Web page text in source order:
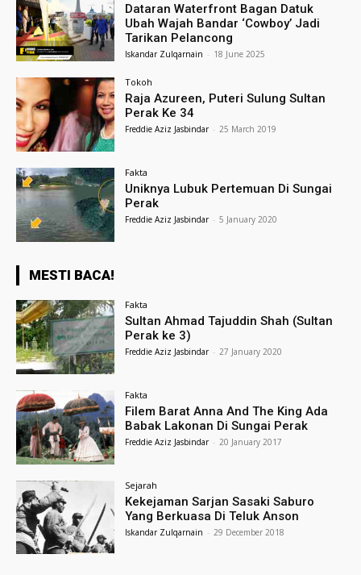
Dataran Waterfront Bagan Datuk
Ubah Wajah Bandar ‘Cowboy’ Jadi
Tarikan Pelancong
Iskandar Zulqarnain - 18 June 2025
Tokoh
Raja Azureen, Puteri Sulung Sultan
Perak Ke 34
Freddie Aziz Jasbindar - 25 March 2019
Fakta
Uniknya Lubuk Pertemuan Di Sungai
Perak
Freddie Aziz Jasbindar - 5 January 2020
MESTI BACA!
Fakta
Sultan Ahmad Tajuddin Shah (Sultan
Perak ke 3)
Freddie Aziz Jasbindar - 27 January 2020
Fakta
Filem Barat Anna And The King Ada
Babak Lakonan Di Sungai Perak
Freddie Aziz Jasbindar - 20 January 2017
Sejarah
Kekejaman Sarjan Sasaki Saburo
Yang Berkuasa Di Teluk Anson
Iskandar Zulqarnain - 29 December 2018